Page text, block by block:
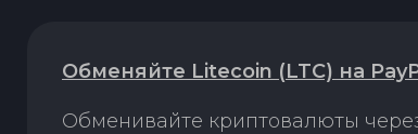
Обменяйте Litecoin (LTC) на
Обменивайте криптовалюты